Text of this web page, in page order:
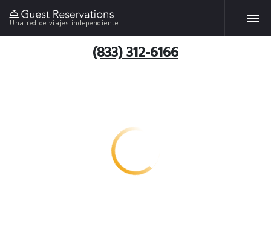
Una red de viajes independiente
(833) 312-6166